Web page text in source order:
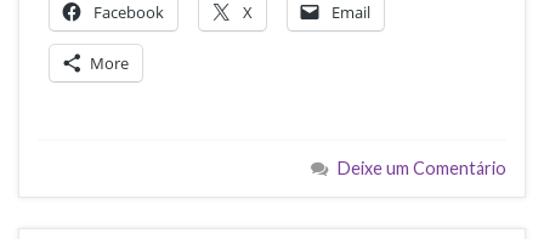
Facebook X Email
More
Deixe um Comentário